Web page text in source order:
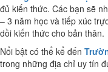
đủ kiến thức. Các bạn sẽ
– 3 năm học và tiếp xúc
dồi kiến thức cho bản thân.
Nổi bật có thể kể đến
trong những địa chỉ uy tín